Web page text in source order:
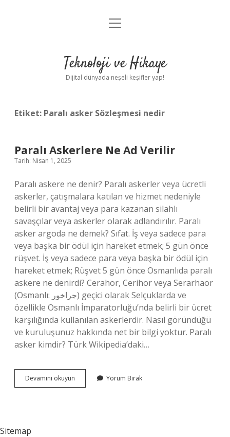
Anasayfa
Yasal Uyarı
menüyü
Teknoloji ve Hikaye
Dijital dünyada neşeli keşifler yap!
Etiket: Paralı asker Sözleşmesi nedir
Paralı Askerlere Ne Ad Verilir
Tarih: Nisan 1, 2025
Paralı askere ne denir? Paralı askerler veya ücretli
askerler, çatışmalara katılan ve hizmet nedeniyle
belirli bir avantaj veya para kazanan silahlı
savaşçılar veya askerler olarak adlandırılır. Paralı
asker argoda ne demek? Sıfat. İş veya sadece para
veya başka bir ödül için hareket etmek; 5 gün önce
rüşvet. İş veya sadece para veya başka bir ödül için
hareket etmek; Rüşvet 5 gün önce Osmanlıda paralı
askere ne denirdi? Cerahor, Cerihor veya Serarhaor
(Osmanlı: جراخور) geçici olarak Selçuklarda ve
özellikle Osmanlı İmparatorluğu’nda belirli bir ücret
karşılığında kullanılan askerlerdir. Nasıl göründüğü
ve kuruluşunuz hakkında net bir bilgi yoktur. Paralı
asker kimdir? Türk Wikipedia’daki…
Devamını okuyun
Askerlere
Yorum Bırak
Sitemap